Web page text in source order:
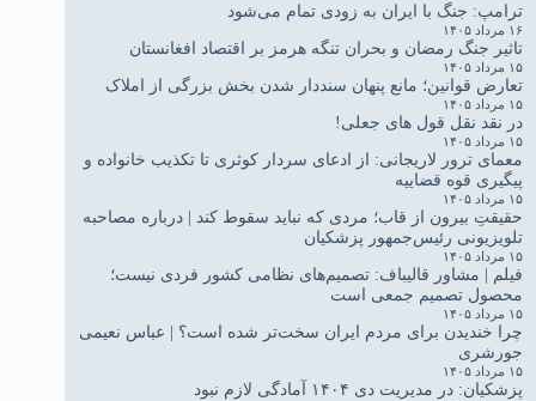
ترامپ: جنگ با ایران به زودی تمام می‌شود
۱۶ مرداد ۱۴۰۵
تاثیر جنگ رمضان و بحران تنگه هرمز بر اقتصاد افغانستان
۱۵ مرداد ۱۴۰۵
تعارض قوانین؛ مانع پنهان سنددار شدن بخش بزرگی از املاک
۱۵ مرداد ۱۴۰۵
در نقد نقل قول های جعلی!
۱۵ مرداد ۱۴۰۵
معمای ترور لاریجانی: از ادعای سردار کوثری تا تکذیب خانواده و
پیگیری قوه قضاییه
۱۵ مرداد ۱۴۰۵
حقیقتِ بیرون از قاب؛ مردی که نباید سقوط کند | درباره مصاحبه
تلویزیونی رئیس‌جمهور پزشکیان
۱۵ مرداد ۱۴۰۵
فیلم | مشاور قالیباف: تصمیم‌های نظامی کشور فردی نیست؛
محصول تصمیم جمعی است
۱۵ مرداد ۱۴۰۵
چرا خندیدن برای مردم ایران سخت‌تر شده است؟ | عباس نعیمی
جورشری
۱۵ مرداد ۱۴۰۵
پزشکیان: در مدیریت دی ۱۴۰۴ آمادگی لازم نبود